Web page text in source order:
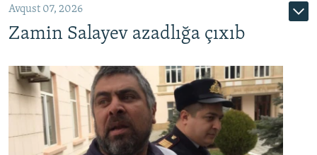
Avqust 07, 2026
Zamin Salayev azadlığa çıxıb